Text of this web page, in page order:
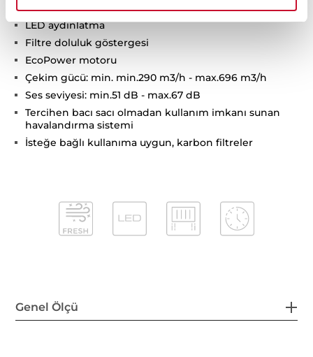
Gecikmeli başlatma opsiyonu
LED aydınlatma
Filtre doluluk göstergesi
EcoPower motoru
Çekim gücü: min. min.290 m3/h - max.696 m3/h
Ses seviyesi: min.51 dB - max.67 dB
Tercihen bacı sacı olmadan kullanım imkanı sunan
havalandırma sistemi
İsteğe bağlı kullanıma uygun, karbon filtreler
Genel Ölçü